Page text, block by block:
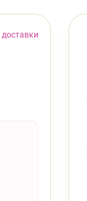
доставки